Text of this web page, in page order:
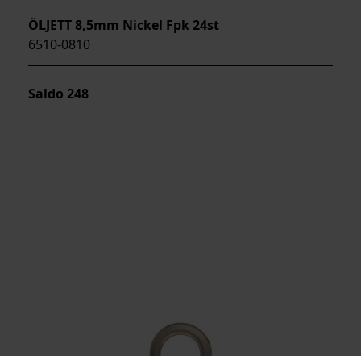
ÖLJETT 8,5mm Nickel Fpk 24st
6510-0810
Saldo 248